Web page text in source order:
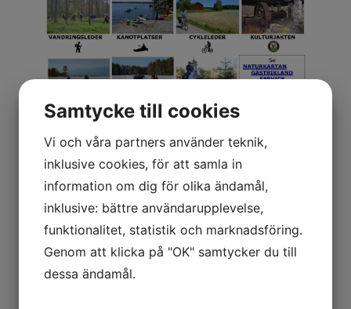
Samtycke till cookies
Vi och våra partners använder teknik,
inklusive cookies, för att samla in
information om dig för olika ändamål,
inklusive: bättre användarupplevelse,
funktionalitet, statistik och marknadsföring.
Genom att klicka på "OK" samtycker du till
dessa ändamål.